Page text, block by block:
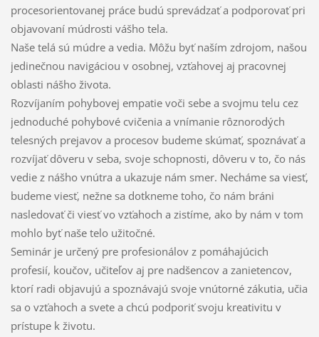
procesorientovanej práce budú sprevádzať a podporovať pri
objavovaní múdrosti vášho tela.
Naše telá sú múdre a vedia. Môžu byť naším zdrojom, našou
jedinečnou navigáciou v osobnej, vzťahovej aj pracovnej
oblasti nášho života.
Rozvíjaním pohybovej empatie voči sebe a svojmu telu cez
jednoduché pohybové cvičenia a vnímanie rôznorodých
telesných prejavov a procesov budeme skúmať, spoznávať a
rozvíjať dôveru v seba, svoje schopnosti, dôveru v to, čo nás
vedie z nášho vnútra a ukazuje nám smer. Necháme sa viesť,
budeme viesť, nežne sa dotkneme toho, čo nám bráni
nasledovať či viesť vo vzťahoch a zistíme, ako by nám v tom
mohlo byť naše telo užitočné.
Seminár je určený pre profesionálov z pomáhajúcich
profesií, koučov, učiteľov aj pre nadšencov a zanietencov,
ktorí radi objavujú a spoznávajú svoje vnútorné zákutia, učia
sa o vzťahoch a svete a chcú podporiť svoju kreativitu v
prístupe k životu.